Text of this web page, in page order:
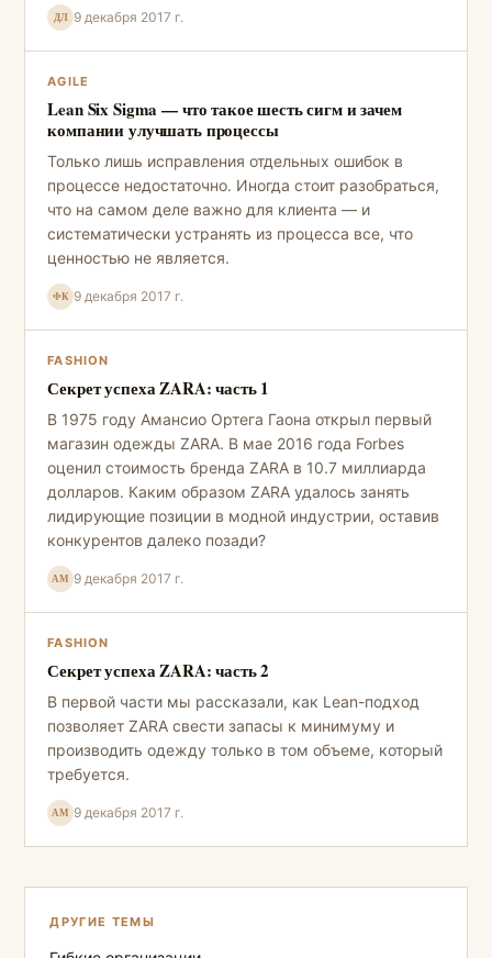
ДЛ 9 декабря 2017 г.
AGILE
Lean Six Sigma — что такое шесть сигм и зачем
компании улучшать процессы
Только лишь исправления отдельных ошибок в
процессе недостаточно. Иногда стоит разобраться,
что на самом деле важно для клиента — и
систематически устранять из процесса все, что
ценностью не является.
ФК 9 декабря 2017 г.
FASHION
Секрет успеха ZARA: часть 1
В 1975 году Амансио Ортега Гаона открыл первый
магазин одежды ZARA. В мае 2016 года Forbes
оценил стоимость бренда ZARA в 10.7 миллиарда
долларов. Каким образом ZARA удалось занять
лидирующие позиции в модной индустрии, оставив
конкурентов далеко позади?
АМ 9 декабря 2017 г.
FASHION
Секрет успеха ZARA: часть 2
В первой части мы рассказали, как Lean-подход
позволяет ZARA свести запасы к минимуму и
производить одежду только в том объеме, который
требуется.
АМ 9 декабря 2017 г.
ДРУГИЕ ТЕМЫ